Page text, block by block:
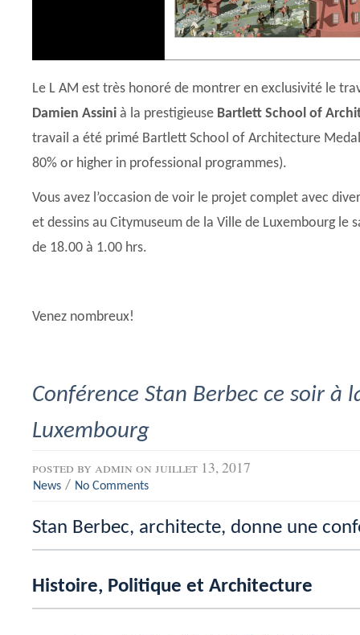
Le L AM est très honoré de montrer en exclusivité le
Damien Assini à la prestigieuse Bartlett School of
travail a été primé Bartlett School of Architecture
80% or higher in professional programmes).
Vous avez l’occasion de voir le projet complet avec
et dessins au Citymuseum de la Ville de Luxembourg le
de 18.00 à 1.00 hrs.
Venez nombreux!
Conférence Stan Berbec ce soir à
Luxembourg
posted by admin on juillet 13, 2017
News / No Comments
Stan Berbec, architecte, donne une
Histoire, Politique et Architecture